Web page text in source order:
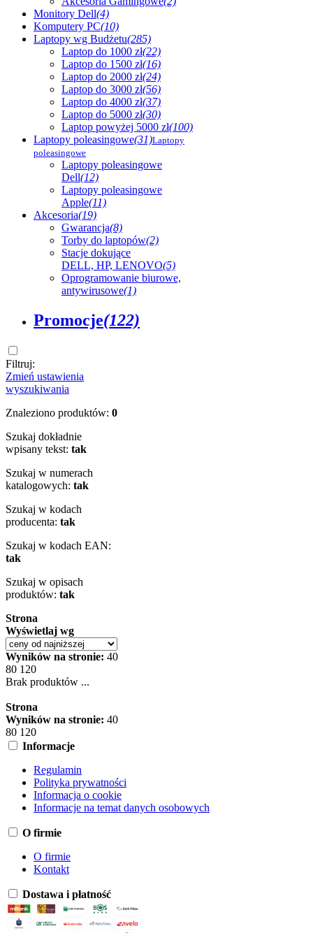
Monitory Dell(4)
Komputery PC(10)
Laptopy wg Budżetu(285)
Laptop do 1000 zł(22)
Laptop do 1500 zł(16)
Laptop do 2000 zł(24)
Laptop do 3000 zł(56)
Laptop do 4000 zł(37)
Laptop do 5000 zł(30)
Laptop powyżej 5000 zł(100)
Laptopy poleasingowe(31)Laptopy
poleasingowe
Laptopy poleasingowe
Dell(12)
Laptopy poleasingowe
Apple(11)
Akcesoria(19)
Gwarancja(8)
Torby do laptopów(2)
Stacje dokujące
DELL, HP, LENOVO(5)
Oprogramowanie biurowe,
antywirusowe(1)
Promocje(122)
Filtruj:
Zmień ustawienia
wyszukiwania
Znaleziono produktów: 0
Szukaj dokładnie
wpisany tekst: tak
Szukaj w numerach
katalogowych: tak
Szukaj w kodach
producenta: tak
Szukaj w kodach EAN:
tak
Szukaj w opisach
produktów: tak
Strona
Wyświetlaj wg
Wyników na stronie: 40
80 120
Brak produktów ...
Strona
Wyników na stronie: 40
80 120
Informacje
Regulamin
Polityka prywatności
Informacja o cookie
Informacje na temat danych osobowych
O firmie
O firmie
Kontakt
Dostawa i płatność